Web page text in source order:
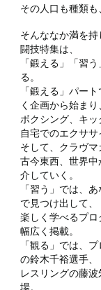
その人口も種類も
そんななか満を
闘技特集は、
「鍛える」「習
る。
「鍛える」パー
く企画から始まり
ボクシング、キ
自宅でのエクササ
そして、クラヴマ
古今東西、世界
介していく。
「習う」では、
で見つけ出して、
楽しく学べるプ
幅広く掲載。
「観る」では、
の鈴木千裕選手、
レスリングの藤
場。